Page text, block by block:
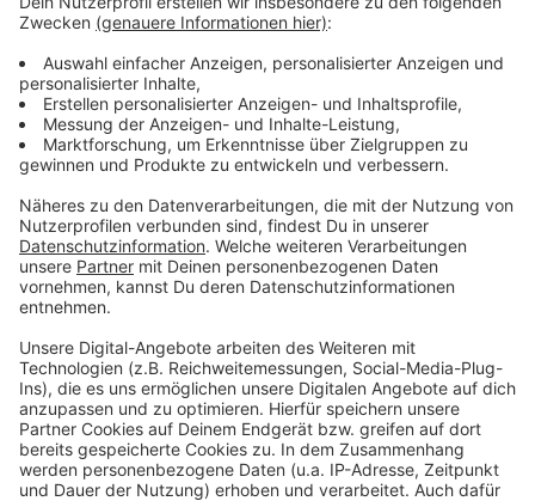
Freitag, 29. September 2023, von 17 bis 23 Uhr
Landtag NRW, Platz des Landtags 1, 40221
Düsseldorf
Anzeige
©Landtag NRW
Anzeige
Anzeige